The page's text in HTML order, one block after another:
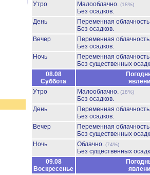
Утро
Малооблачно. (18%)
Без осадков.
День
Переменная
Без осадков.
Вечер
Переменная
Без осадков.
Ночь
Переменная
Без существенных
08.08
Суббота
Утро
Малооблачно. (18%)
Без осадков.
День
Переменная
Без осадков.
Вечер
Переменная
Без существенных
Ночь
Облачно. (74%)
Без существенных
09.08
Воскресенье